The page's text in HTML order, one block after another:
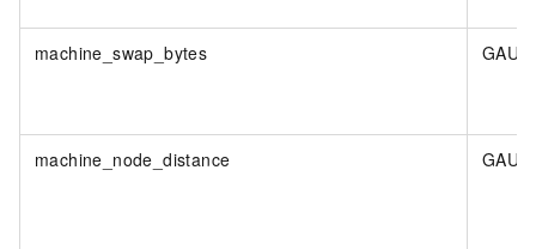
machine_swap_bytes
machine_node_distance